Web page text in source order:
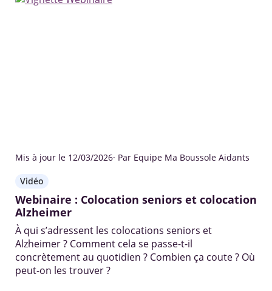
Mis à jour le 12/03/2026· Par Equipe Ma Boussole Aidants
Vidéo
Webinaire : Colocation seniors et colocation
Alzheimer
À qui s’adressent les colocations seniors et
Alzheimer ? Comment cela se passe-t-il
concrètement au quotidien ? Combien ça coute ? Où
peut-on les trouver ?